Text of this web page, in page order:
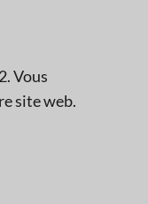
Vous
site web.